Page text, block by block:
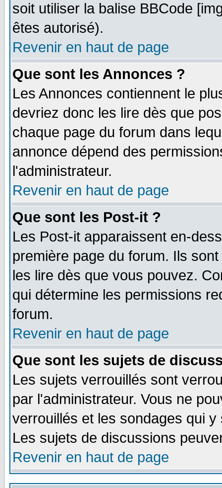
soit utiliser la balise BBCode
êtes autorisé).
Revenir en haut de page
Que sont les Annonces ?
Les Annonces contiennent le
devriez donc les lire dès que
chaque page du forum dans
annonce dépend des
l'administrateur.
Revenir en haut de page
Que sont les Post-it ?
Les Post-it apparaissent en-
première page du forum. Ils
les lire dès que vous pouvez.
qui détermine les permissions
forum.
Revenir en haut de page
Que sont les sujets de
Les sujets verrouillés sont
par l'administrateur. Vous ne
verrouillés et les sondages qui
Les sujets de discussions
Revenir en haut de page